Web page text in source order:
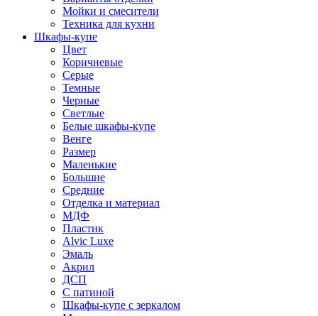
Мойки и смесители
Техника для кухни
Шкафы-купе
Цвет
Коричневые
Серые
Темные
Черные
Светлые
Белые шкафы-купе
Венге
Размер
Маленькие
Большие
Средние
Отделка и материал
МДФ
Пластик
Alvic Luxe
Эмаль
Акрил
ДСП
С патиной
Шкафы-купе с зеркалом